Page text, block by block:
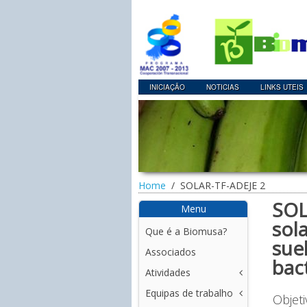
INICIAÇÃO NOTICIAS LINKS UTEIS
Home SOLAR-TF-ADEJE 2
Menu
Que é a Biomusa?
Associados
Atividades
NET
Equipas de trabalho